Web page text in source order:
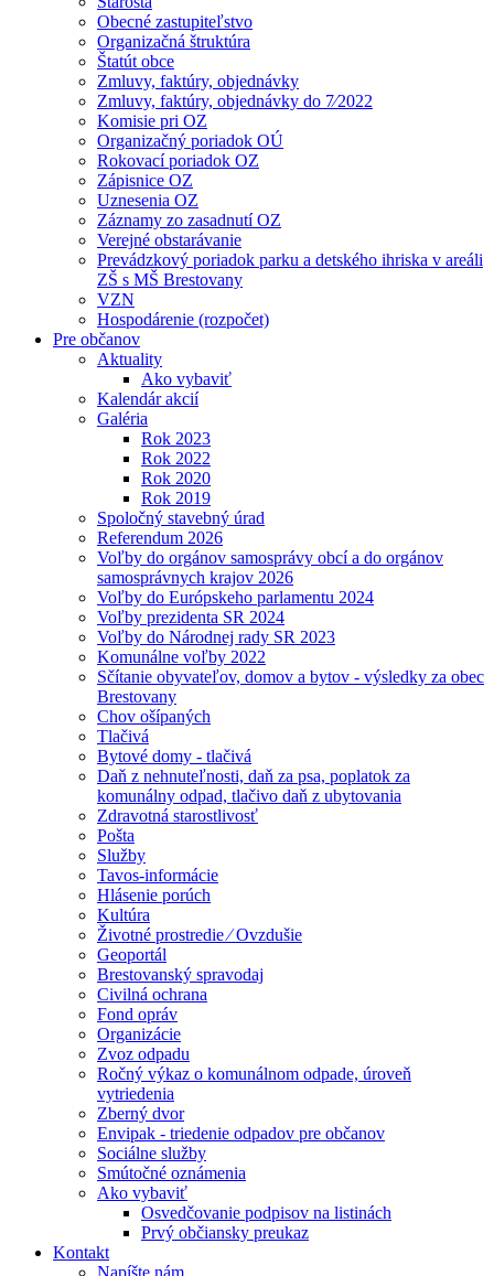
Obecné zastupiteľstvo
Organizačná štruktúra
Štatút obce
Zmluvy, faktúry, objednávky
Zmluvy, faktúry, objednávky do 7⁄2022
Komisie pri OZ
Organizačný poriadok OÚ
Rokovací poriadok OZ
Zápisnice OZ
Uznesenia OZ
Záznamy zo zasadnutí OZ
Verejné obstarávanie
Prevádzkový poriadok parku a detského ihriska v areáli
ZŠ s MŠ Brestovany
VZN
Hospodárenie (rozpočet)
Pre občanov
Aktuality
Ako vybaviť
Kalendár akcií
Galéria
Rok 2023
Rok 2022
Rok 2020
Rok 2019
Spoločný stavebný úrad
Referendum 2026
Voľby do orgánov samosprávy obcí a do orgánov
samosprávnych krajov 2026
Voľby do Európskeho parlamentu 2024
Voľby prezidenta SR 2024
Voľby do Národnej rady SR 2023
Komunálne voľby 2022
Sčítanie obyvateľov, domov a bytov - výsledky za obec
Brestovany
Chov ošípaných
Tlačivá
Bytové domy - tlačivá
Daň z nehnuteľnosti, daň za psa, poplatok za
komunálny odpad, tlačivo daň z ubytovania
Zdravotná starostlivosť
Pošta
Služby
Tavos-informácie
Hlásenie porúch
Kultúra
Životné prostredie ⁄ Ovzdušie
Geoportál
Brestovanský spravodaj
Civilná ochrana
Fond opráv
Organizácie
Zvoz odpadu
Ročný výkaz o komunálnom odpade, úroveň
vytriedenia
Zberný dvor
Envipak - triedenie odpadov pre občanov
Sociálne služby
Smútočné oznámenia
Ako vybaviť
Osvedčovanie podpisov na listinách
Prvý občiansky preukaz
Kontakt
Napíšte nám